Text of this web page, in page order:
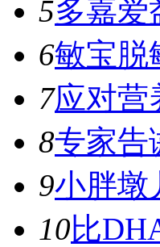
5多嘉爱
6敏宝脱
7应对营
8专家告
9小胖墩
10比